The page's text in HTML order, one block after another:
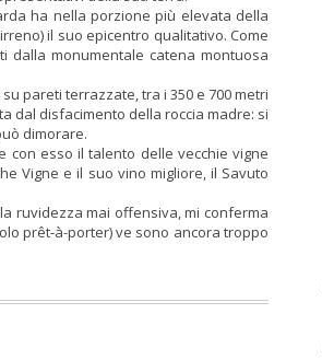
ha nella porzione più elevata della
il suo epicentro qualitativo. Come
dalla monumentale catena montuosa
pareti terrazzate, tra i 350 e 700 metri
dal disfacimento della roccia madre: si
dimorare.
esso il talento delle vecchie vigne
Vigne e il suo vino migliore, il Savuto
ruvidezza mai offensiva, mi conferma
prêt-à-porter) ve sono ancora troppo